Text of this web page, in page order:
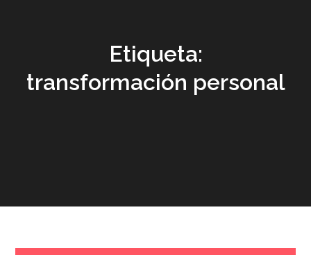
Etiqueta:
transformación personal